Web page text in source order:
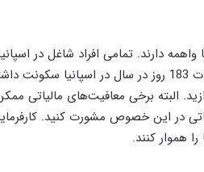
واهمه دارند. تمامی افراد شاغل در
براساس منبع درآمد و محل اقامت هستند. اگر به‌مدت 183 روز در سال
البته برخی معافیت‌های مالیاتی
در این خصوص مشورت کنید.
هموار کنند.